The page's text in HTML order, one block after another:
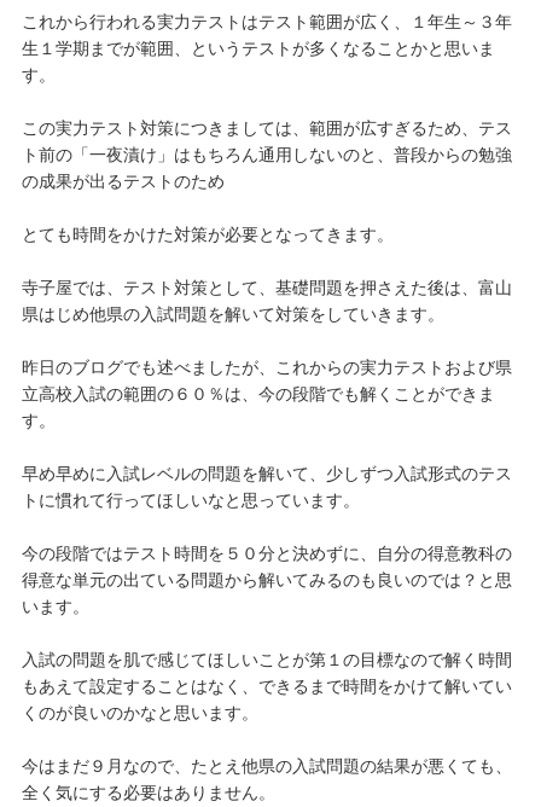
これから行われる実力テストはテスト範囲が広く、１年生～３年
生１学期までが範囲、というテストが多くなることかと思いま
す。
この実力テスト対策につきましては、範囲が広すぎるため、テス
ト前の「一夜漬け」はもちろん通用しないのと、普段からの勉強
の成果が出るテストのため
とても時間をかけた対策が必要となってきます。
寺子屋では、テスト対策として、基礎問題を押さえた後は、富山
県はじめ他県の入試問題を解いて対策をしていきます。
昨日のブログでも述べましたが、これからの実力テストおよび県
立高校入試の範囲の６０％は、今の段階でも解くことができま
す。
早め早めに入試レベルの問題を解いて、少しずつ入試形式のテス
トに慣れて行ってほしいなと思っています。
今の段階ではテスト時間を５０分と決めずに、自分の得意教科の
得意な単元の出ている問題から解いてみるのも良いのでは？と思
います。
入試の問題を肌で感じてほしいことが第１の目標なので解く時間
もあえて設定することはなく、できるまで時間をかけて解いてい
くのが良いのかなと思います。
今はまだ９月なので、たとえ他県の入試問題の結果が悪くても、
全く気にする必要はありません。